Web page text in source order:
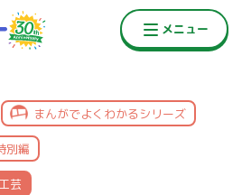
まんがでよくわかるシリーズ
別編
芸